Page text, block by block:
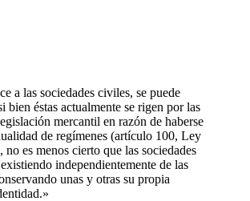
a las sociedades civiles, se puede
bien éstas actualmente se rigen por las
mercantil en razón de haberse
de regímenes (artículo 100, Ley
no es menos cierto que las sociedades
independientemente de las
unas y otras su propia